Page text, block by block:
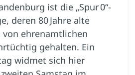
ist die „Spur 0“-
deren 80 Jahre alte
von ehrenamtlichen
gehalten. Ein
widmet sich hier